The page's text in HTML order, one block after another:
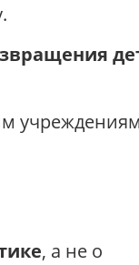
, а не о